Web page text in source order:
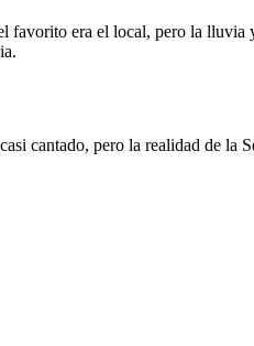
favorito era el local, pero la lluvia
cantado, pero la realidad de la